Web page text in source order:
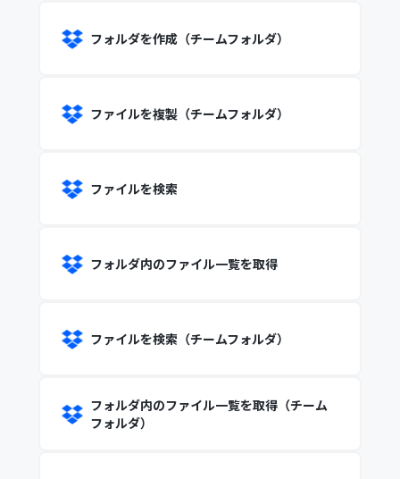
フォルダを作成（チームフォルダ）
ファイルを複製（チームフォルダ）
ファイルを検索
フォルダ内のファイル一覧を取得
ファイルを検索（チームフォルダ）
フォルダ内のファイル一覧を取得（チーム
フォルダ）